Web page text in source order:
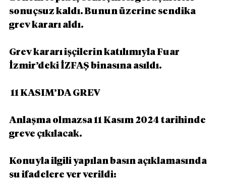
sonuçsuz kaldı. Bunun üzerine sendika
grev kararı aldı.
Grev kararı işçilerin katılımıyla Fuar
İzmir’deki İZFAŞ binasına asıldı.
11 KASIM’DA GREV
Anlaşma olmazsa 11 Kasım 2024 tarihinde
greve çıkılacak.
Konuyla ilgili yapılan basın açıklamasında
şu ifadelere yer verildi: